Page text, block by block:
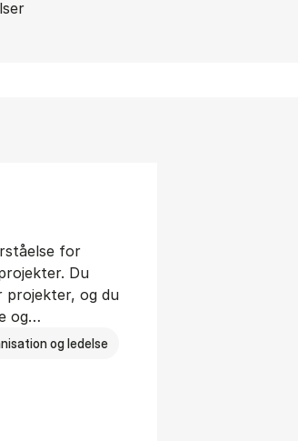
for
Du
projekter, og du
og…
og ledelse